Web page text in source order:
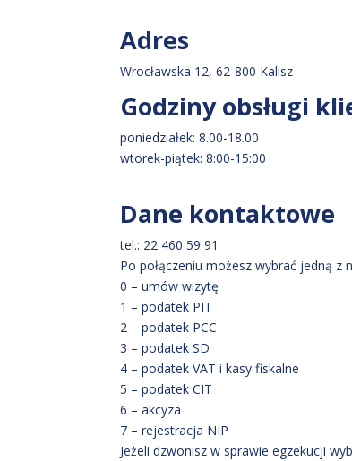
Adres
Wrocławska 12, 62-800 Kalisz
Godziny obsługi
poniedziałek: 8.00-18.00
wtorek-piątek: 8:00-15:00
Dane kontaktowe
tel.: 22 460 59 91
Po połączeniu możesz wybrać jedną z
0 – umów wizytę
1 – podatek PIT
2 – podatek PCC
3 – podatek SD
4 – podatek VAT i kasy fiskalne
5 – podatek CIT
6 – akcyza
7 – rejestracja NIP
Jeżeli dzwonisz w sprawie egzekucji